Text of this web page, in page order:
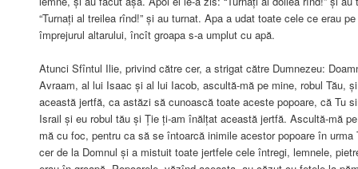
“Turnați al treilea rînd!” și au turnat. Apa a udat toate cele ce erau
împrejurul altarului, încît groapa s-a umplut cu apă.
Atunci Sfîntul Ilie, privind către cer, a strigat către Dumnezeu:
Avraam, al lui Isaac și al lui Iacob, ascultă-mă pe mine, robul Tău,
această jertfă, ca astăzi să cunoască toate aceste popoare, că Tu
Israil și eu robul tău și Ție ți-am înălțat această jertfă. Ascultă-mă
mă cu foc, pentru ca să se întoarcă inimile acestor popoare în
cer de la Domnul și a mistuit toate jertfele cele întregi, lemnele,